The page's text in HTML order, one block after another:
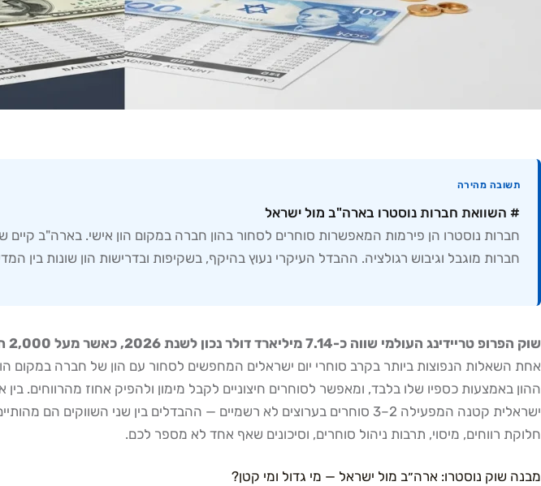
תשובה מהירה
# השוואת חברות נוסטרו בארה"ב מול ישראל
חברות נוסטרו הן פירמות המאפשרות סוחרים לסחור בהון חברה במקום הון אישי. בארה"ב
חברות מוגבל וגיבוש רגולציה. ההבדל העיקרי נעוץ בהיקף, בשקיפות ובדרישות הון שונות בין
שוק הפרופ טריידינג העולמי שווה כ-7.14 מיליארד דולר נכון לשנת 2026, כאשר מעל 2,000 חברות פועלות ברחבי העולם — רובן בארצות הברית.
אחת השאלות הנפוצות ביותר בקרב סוחרי יום ישראלים המחפשים לסחור עם הון של חברה במקום
ישראלית קטנה המפעילה 2–3 סוחרים בערוצים לא רשמיים — ההבדלים בין
חלוקת רווחים, מיסוי, תרבות ניהול סוחרים, וסיכונים שאף אחד לא מספר לכם.
מבנה שוק נוסטרו: ארה״ב מול ישראל — מי גדול ומי קטן?